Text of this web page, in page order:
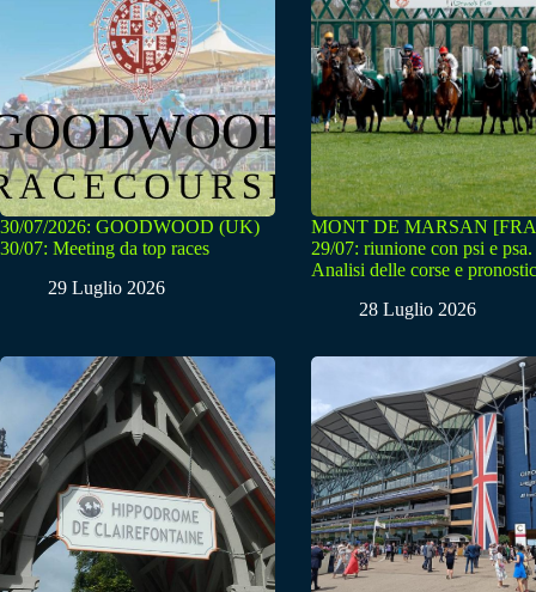
30/07/2026: GOODWOOD (UK)
30/07: Meeting da top races
29 Luglio 2026
MONT DE MARSAN
29/07: riunione con psi e psa.
Analisi delle corse e
28 Luglio 2026